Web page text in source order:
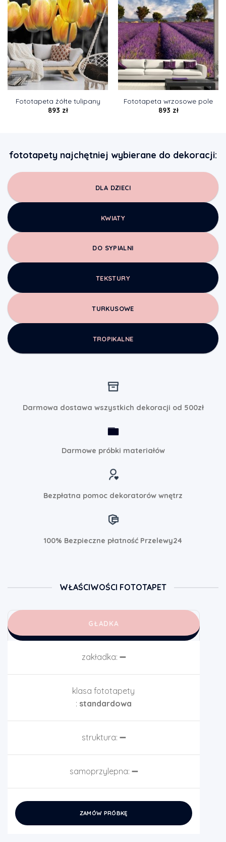
Fototapeta żółte tulipany
893 zł
Fototapeta wrzosowe pole
893 zł
fototapety najchętniej wybierane do dekoracji:
DLA DZIECI
KWIATY
DO SYPIALNI
TEKSTURY
TURKUSOWE
TROPIKALNE
Darmowa dostawa wszystkich dekoracji od 500zł
Darmowe próbki materiałów
Bezpłatna pomoc dekoratorów wnętrz
100% Bezpieczne płatność Przelewy24
WŁAŚCIWOŚCI FOTOTAPET
GŁADKA
zakładka: ➖
klasa fototapety
: standardowa
struktura: ➖
samoprzylepna: ➖
ZAMÓW PRÓBKĘ